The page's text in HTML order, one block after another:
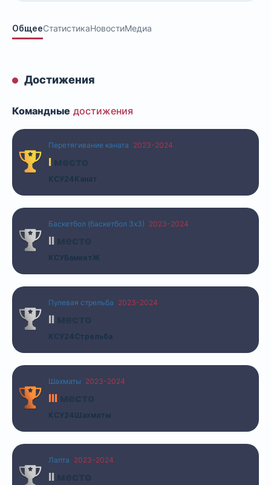
ОбщееСтатистикаНовостиМедиа
Достижения
Командные достижения
Перетягивание каната 2023-2024
I
КСУ24Канат
Баскетбол (баскетбол 3х3) 2023-2024
II
КСУБамкетЖ
Пулевая стрельба 2023-2024
II
КСУ24Стрельба
Шахматы 2023-2024
III
КСУ24Шахматы
Лапта 2023-2024
II